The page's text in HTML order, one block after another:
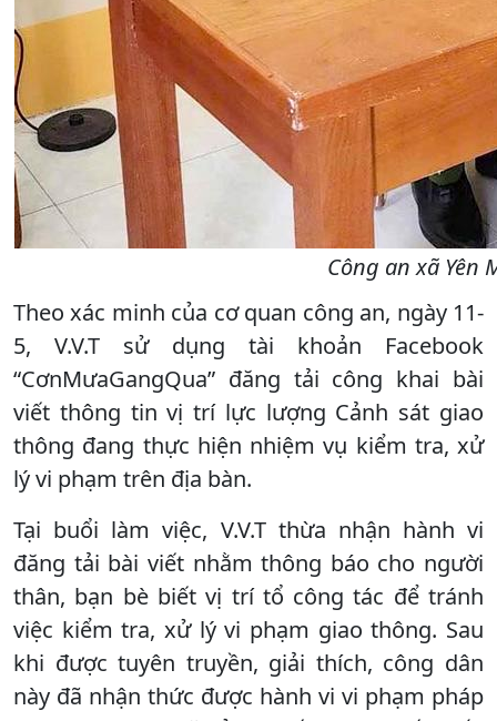
Công an xã Yên
Theo xác minh của cơ quan công an, ngày 11-
5, V.V.T sử dụng tài khoản Facebook
“CơnMưaGangQua” đăng tải công khai bài
viết thông tin vị trí lực lượng Cảnh sát giao
thông đang thực hiện nhiệm vụ kiểm tra, xử
lý vi phạm trên địa bàn.
Tại buổi làm việc, V.V.T thừa nhận hành vi
đăng tải bài viết nhằm thông báo cho người
thân, bạn bè biết vị trí tổ công tác để tránh
việc kiểm tra, xử lý vi phạm giao thông. Sau
khi được tuyên truyền, giải thích, công dân
này đã nhận thức được hành vi vi phạm pháp